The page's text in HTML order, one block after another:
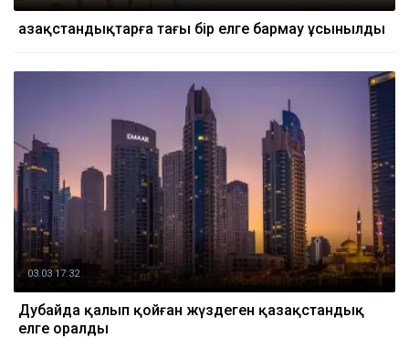
Қазақстандықтарға тағы бір елге бармау ұсынылды
03.03 17:32
Дубайда қалып қойған жүздеген қазақстандық
елге оралды